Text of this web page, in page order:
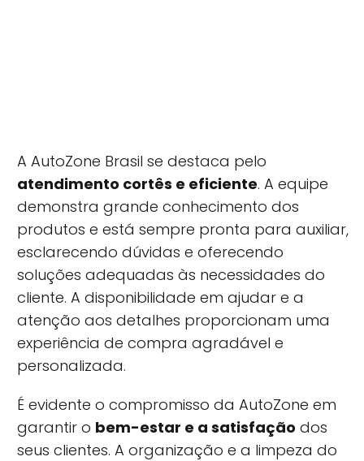
A AutoZone Brasil se destaca pelo
atendimento cortês e eficiente. A equipe
demonstra grande conhecimento dos
produtos e está sempre pronta para auxiliar,
esclarecendo dúvidas e oferecendo
soluções adequadas às necessidades do
cliente. A disponibilidade em ajudar e a
atenção aos detalhes proporcionam uma
experiência de compra agradável e
personalizada.
É evidente o compromisso da AutoZone em
garantir o bem-estar e a satisfação dos
seus clientes. A organização e a limpeza do